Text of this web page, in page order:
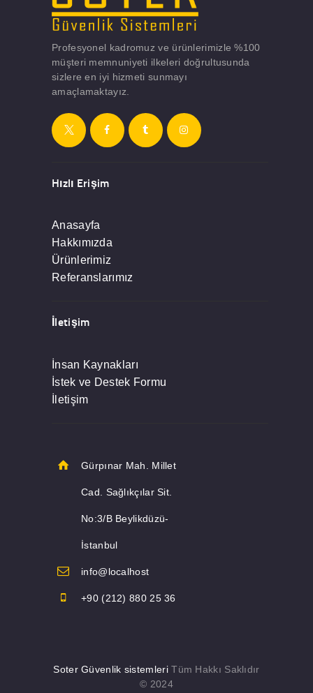
Profesyonel kadromuz ve ürünlerimizle %100
müşteri memnuniyeti ilkeleri doğrultusunda
sizlere en iyi hizmeti sunmayı
amaçlamaktayız.
Hızlı Erişim
Anasayfa
Hakkımızda
Ürünlerimiz
Referanslarımız
İletişim
İnsan Kaynakları
İstek ve Destek Formu
İletişim
Gürpınar Mah. Millet
Cad. Sağlıkçılar Sit.
No:3/B Beylikdüzü-
İstanbul
info@localhost
+90 (212) 880 25 36
Soter Güvenlik sistemleriTüm Hakkı Saklıdır
© 2024